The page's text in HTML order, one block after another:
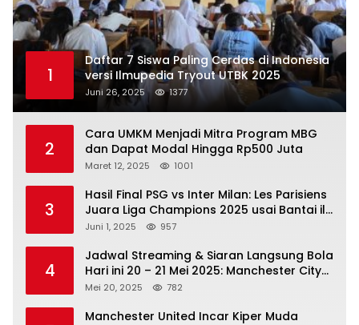
1
Daftar 7 Siswa Paling Cerdas di Indonesia
versi Ilmupedia Tryout UTBK 2025
Juni 26, 2025 1377
2
Cara UMKM Menjadi Mitra Program MBG
dan Dapat Modal Hingga Rp500 Juta
Maret 12, 2025 1001
3
Hasil Final PSG vs Inter Milan: Les Parisiens
Juara Liga Champions 2025 usai Bantai il
Nerazzurri
Juni 1, 2025 957
4
Jadwal Streaming & Siaran Langsung Bola
Hari ini 20 – 21 Mei 2025: Manchester City
vs Bournemouth
Mei 20, 2025 782
Manchester United Incar Kiper Muda